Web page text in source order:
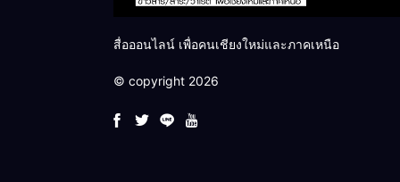
สื่อออนไลน์ เพื่อคนเชียงใหม่และภาคเหนือ
© copyright 2026